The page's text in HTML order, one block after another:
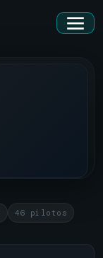
46 pilotos